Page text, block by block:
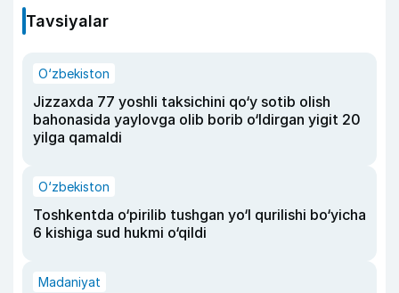
Tavsiyalar
O‘zbekiston
Jizzaxda 77 yoshli taksichini qo‘y sotib olish
bahonasida yaylovga olib borib o‘ldirgan yigit 20
yilga qamaldi
O‘zbekiston
Toshkentda o‘pirilib tushgan yo‘l qurilishi bo‘yicha
6 kishiga sud hukmi o‘qildi
Madaniyat